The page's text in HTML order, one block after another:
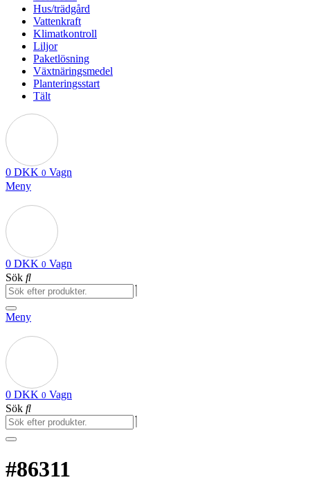
Hus/trädgård
Vattenkraft
Klimatkontroll
Liljor
Paketlösning
Växtnäringsmedel
Planteringsstart
Tält
0 DKK 0 Vagn
Meny
0 DKK 0 Vagn
Sök
Meny
0 DKK 0 Vagn
Sök
#86311